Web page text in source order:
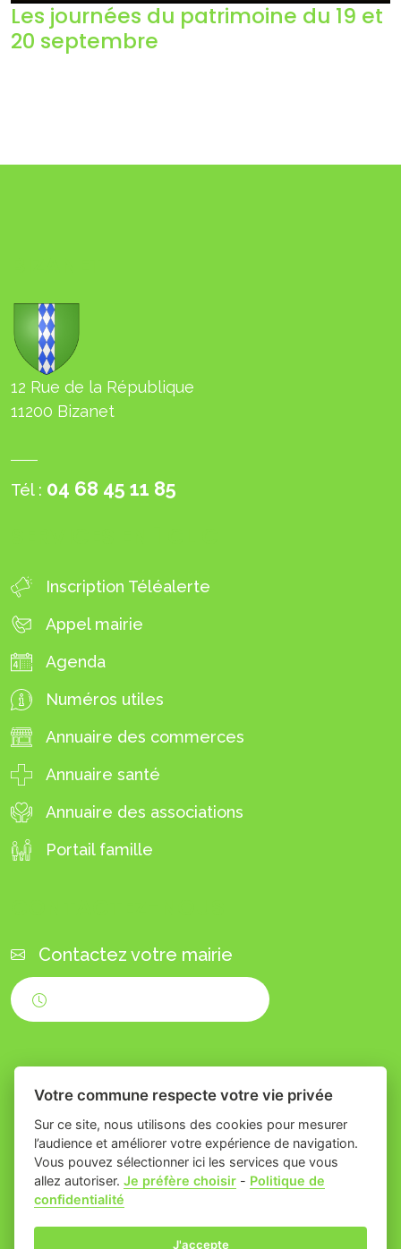
Les journées du patrimoine du 19 et
20 septembre
12 Rue de la République
11200 Bizanet
Tél : 04 68 45 11 85
Inscription Téléalerte
Appel mairie
Agenda
Numéros utiles
Annuaire des commerces
Annuaire santé
Annuaire des associations
Portail famille
Contactez votre mairie
Place du village la solution web et appli
des collectivités
-
Mentions légales- Gestion des cookies
Votre commune respecte votre vie privée
Sur ce site, nous utilisons des cookies pour mesurer
l’audience et améliorer votre expérience de navigation.
Vous pouvez sélectionner ici les services que vous
allez autoriser.Je préfère choisir - Politique de
confidentialité
J'accepte